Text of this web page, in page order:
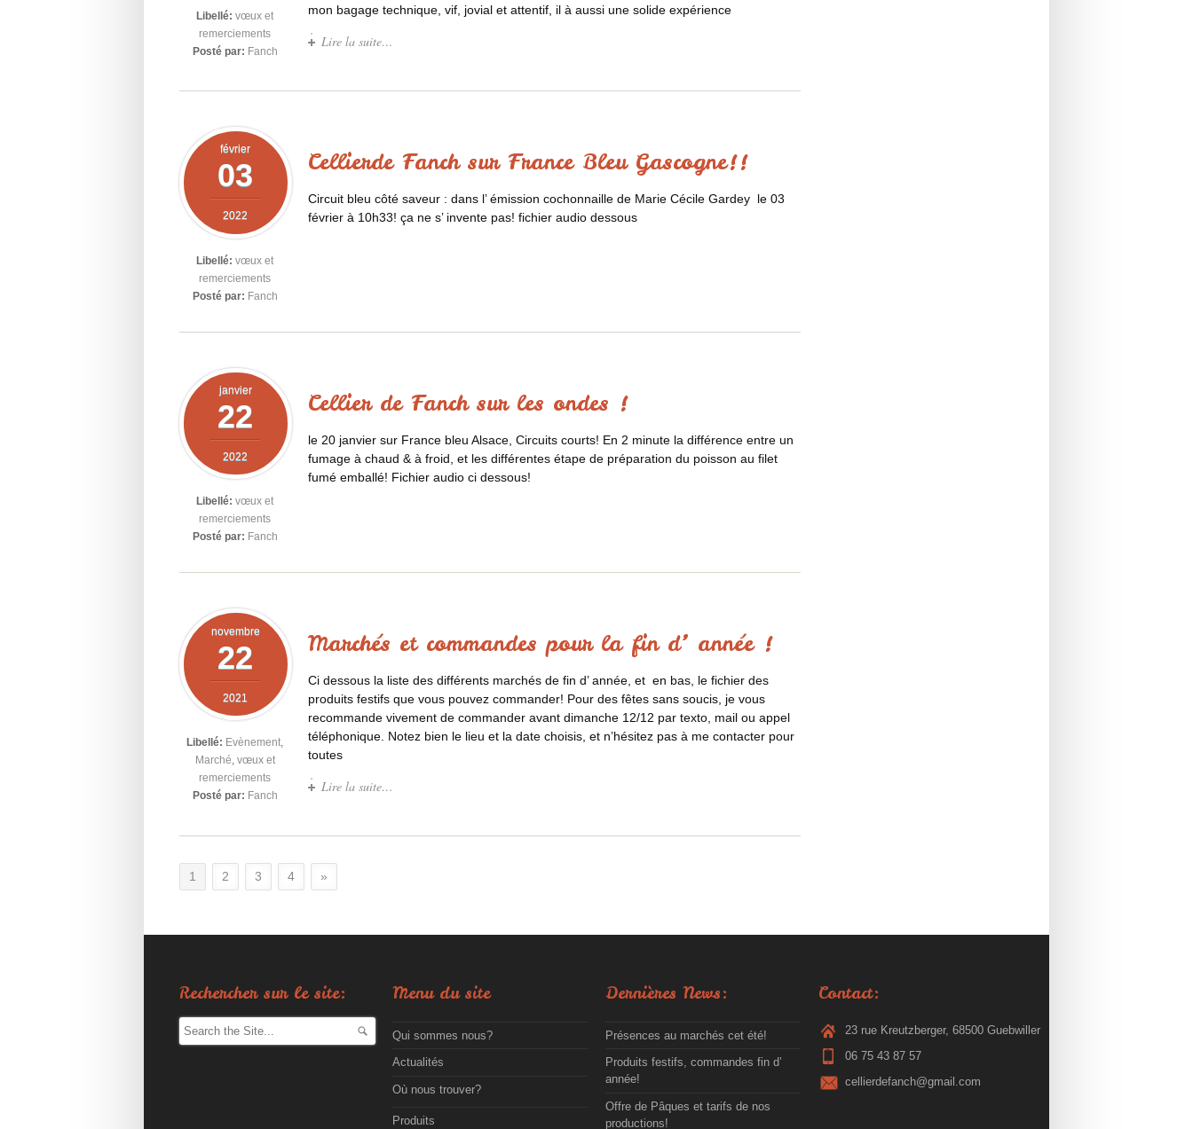
Libellé: vœux et
remerciements
Posté par: Fanch
mon bagage technique, vif, jovial et attentif, il à aussi une solide expérience
Lire la suite…
février
03
2022
Libellé: vœux et
remerciements
Posté par: Fanch
Cellierde Fanch sur France Bleu Gascogne!!
Circuit bleu côté saveur : dans l’ émission cochonnaille de Marie Cécile Gardey le 03
février à 10h33! ça ne s’ invente pas! fichier audio dessous
janvier
22
2022
Libellé: vœux et
remerciements
Posté par: Fanch
Cellier de Fanch sur les ondes !
le 20 janvier sur France bleu Alsace, Circuits courts! En 2 minute la différence entre un
fumage à chaud & à froid, et les différentes étape de préparation du poisson au filet
fumé emballé! Fichier audio ci dessous!
novembre
22
2021
Libellé: Evènement,
Marché, vœux et
remerciements
Posté par: Fanch
Marchés et commandes pour la fin d’ année !
Ci dessous la liste des différents marchés de fin d’ année, et en bas, le fichier des
produits festifs que vous pouvez commander! Pour des fêtes sans soucis, je vous
recommande vivement de commander avant dimanche 12/12 par texto, mail ou appel
téléphonique. Notez bien le lieu et la date choisis, et n’hésitez pas à me contacter pour
toutes
Lire la suite…
1 2 3 4 »
Rechercher sur le site: Menu du site
Qui sommes nous?
Actualités
Où nous trouver?
Produits
Dernières News:
Présences au marchés cet été!
Produits festifs, commandes fin d’
année!
Offre de Pâques et tarifs de nos
productions!
Contact:
23 rue Kreutzberger, 68500 Guebwiller
06 75 43 87 57
cellierdefanch@gmail.com